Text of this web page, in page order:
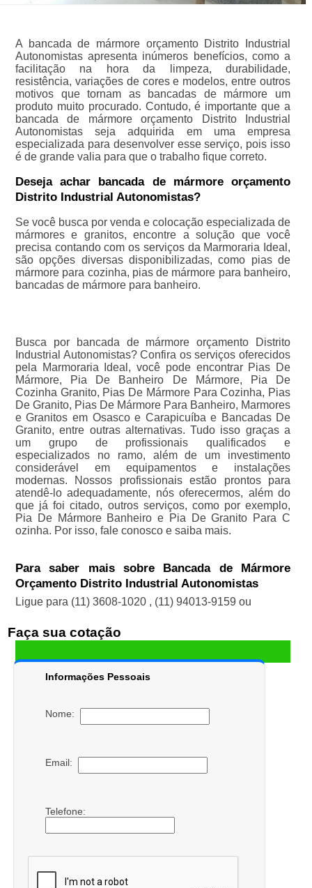
A bancada de mármore orçamento Distrito Industrial
Autonomistas apresenta inúmeros benefícios, como a
facilitação na hora da limpeza, durabilidade,
resistência, variações de cores e modelos, entre outros
motivos que tornam as bancadas de mármore um
produto muito procurado. Contudo, é importante que a
bancada de mármore orçamento Distrito Industrial
Autonomistas seja adquirida em uma empresa
especializada para desenvolver esse serviço, pois isso
é de grande valia para que o trabalho fique correto.
Deseja achar bancada de mármore orçamento
Distrito Industrial Autonomistas?
Se você busca por venda e colocação especializada de
mármores e granitos, encontre a solução que você
precisa contando com os serviços da Marmoraria Ideal,
são opções diversas disponibilizadas, como pias de
mármore para cozinha, pias de mármore para banheiro,
bancadas de mármore para banheiro.
Busca por bancada de mármore orçamento Distrito
Industrial Autonomistas? Confira os serviços oferecidos
pela Marmoraria Ideal, você pode encontrar Pias De
Mármore, Pia De Banheiro De Mármore, Pia De
Cozinha Granito, Pias De Mármore Para Cozinha, Pias
De Granito, Pias De Mármore Para Banheiro, Marmores
e Granitos em Osasco e Carapicuíba e Bancadas De
Granito, entre outras alternativas. Tudo isso graças a
um grupo de profissionais qualificados e
especializados no ramo, além de um investimento
considerável em equipamentos e instalações
modernas. Nossos profissionais estão prontos para
atendê-lo adequadamente, nós oferecermos, além do
que já foi citado, outros serviços, como por exemplo,
Pia De Mármore Banheiro e Pia De Granito Para C
ozinha. Por isso, fale conosco e saiba mais.
Para saber mais sobre Bancada de Mármore
Orçamento Distrito Industrial Autonomistas
Ligue para (11) 3608-1020 , (11) 94013-9159 ou
Faça sua cotação
Informações Pessoais
Nome:
Email:
Telefone: